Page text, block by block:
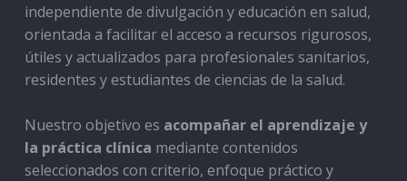
independiente de divulgación y educación en salud,
orientada a facilitar el acceso a recursos rigurosos,
útiles y actualizados para profesionales sanitarios,
residentes y estudiantes de ciencias de la salud.
Nuestro objetivo es acompañar el aprendizaje y
la práctica clínica mediante contenidos
seleccionados con criterio, enfoque práctico y